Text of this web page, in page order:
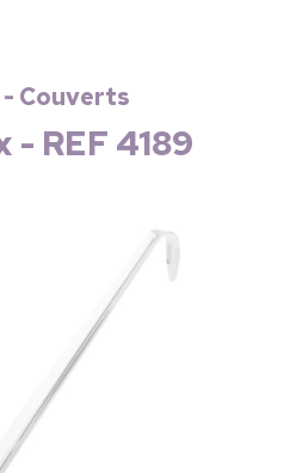
Couverts
- REF 4189